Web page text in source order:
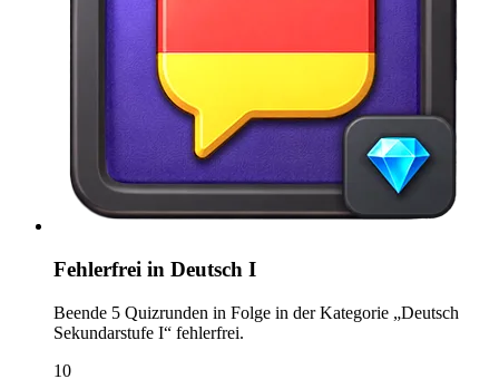
Fehlerfrei in Deutsch I
Beende 5 Quizrunden in Folge in der Kategorie „Deutsch
Sekundarstufe I“ fehlerfrei.
10